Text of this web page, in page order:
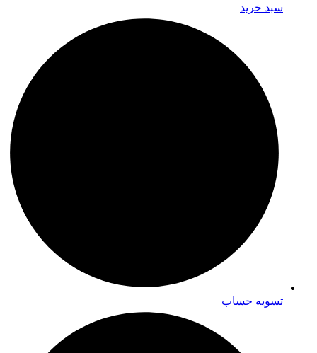
سبد خرید
تسویه حساب